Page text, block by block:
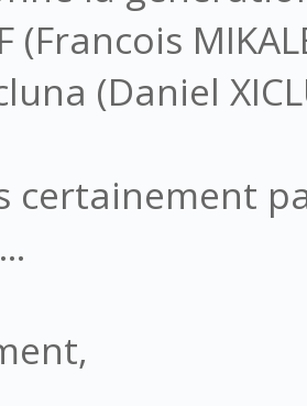
(Francois
(Daniel
certainement